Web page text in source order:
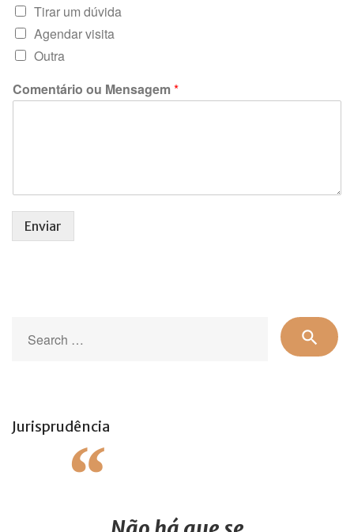
Tirar um dúvida
Agendar visita
Outra
Comentário ou Mensagem*
Enviar
for:
search
Jurisprudência